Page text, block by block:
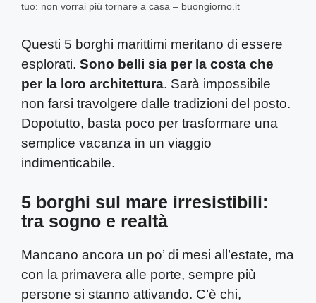
tuo: non vorrai più tornare a casa – buongiorno.it
Questi 5 borghi marittimi meritano di essere
esplorati. Sono belli sia per la costa che
per la loro architettura. Sarà impossibile
non farsi travolgere dalle tradizioni del posto.
Dopotutto, basta poco per trasformare una
semplice vacanza in un viaggio
indimenticabile.
5 borghi sul mare irresistibili:
tra sogno e realtà
Mancano ancora un po’ di mesi all’estate, ma
con la primavera alle porte, sempre più
persone si stanno attivando. C’è chi,